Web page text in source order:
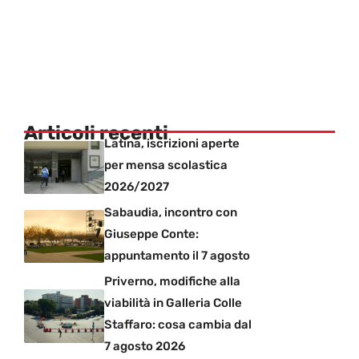
Articoli recentiLatina, iscrizioni aperte
per mensa scolastica
2026/2027
Sabaudia, incontro con
Giuseppe Conte:
appuntamento il 7 agosto
Priverno, modifiche alla
viabilità in Galleria Colle
Staffaro: cosa cambia dal
7 agosto 2026